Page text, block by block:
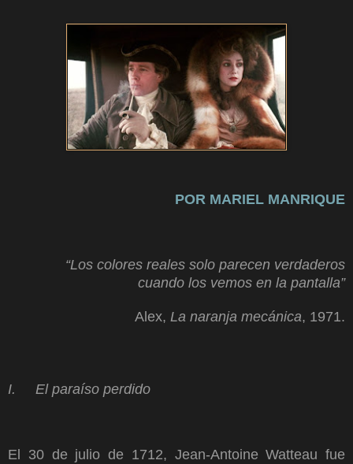
POR MARIEL MANRIQUE
“Los colores reales solo parecen verdaderos
cuando los vemos en la pantalla”
Alex, La naranja mecánica, 1971.
I. El paraíso perdido
El 30 de julio de 1712, Jean-Antoine Watteau fue